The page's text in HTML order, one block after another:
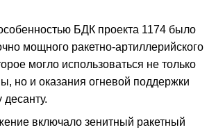
БДК проекта 1174 было
мощного ракетно-артиллерийского
могло использоваться не только
но и оказания огневой поддержки
включало зенитный ракетный